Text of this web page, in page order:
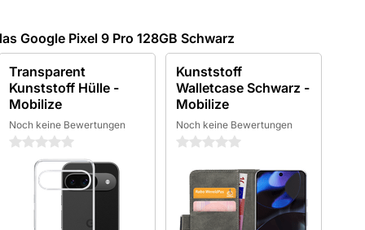
Google Pixel 9 Pro 128GB Schwarz
Transparent
Kunststoff Hülle -
Mobilize
Noch keine Bewertungen
0 Sterne
Kunststoff
Walletcase Schwarz -
Mobilize
Noch keine Bewertungen
0 Sterne